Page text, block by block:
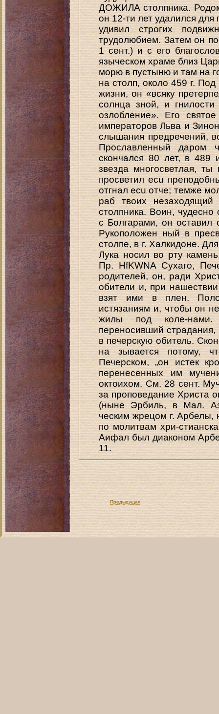
ДОЖИЛА столпника.
он 12-ти лет удалился для
удивил строгих
трудолюбием. Затем он
1 сент.) и с его
языческом храме близ
морю в пустыню и там на
на столп, около 459 г.
жизни, он «всяку
солнца зной, и
озлобление». Его
императоров Льва и
слышания предречений,
Прославленный даром
скончался 80 лет, в 489
звезда многосветлая,
просветил ecu
отгнал ecu отче; темже
раб твоих
столпника. Воин,
с Болгарами, он оставил
Рукоположен ный в
столпе, в г. Халкидоне.
Лука носил во рту
Пр. HfKWNA Сухаго,
родителей, он, ради
обители и, при
взят ими в плен.
истязаниям и, чтобы он
жилы под коле-
переносивший
в печерскую обитель.
на зывается потому,
Печерском, „он истек
перенесенных им
октоихом. См. 28 сент.
за проповедание Христа
(ныне Эрбиль, в Мал.
ческим жрецом г. Арбелы,
по молитвам хри-
Аифал был диаконом
11.
Предыдущая